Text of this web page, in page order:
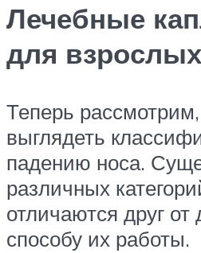
Лечебные
для взрослых
Теперь рассмотрим,
выглядеть
падению носа.
различных
отличаются друг от
способу их работы.